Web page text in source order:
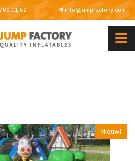
01 52 info@jumpfactory.com
Nieuw!